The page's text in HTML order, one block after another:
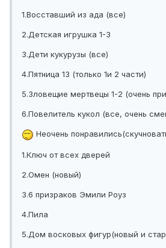
1.Восставший из ада (все)
2.Детская игрушка 1-3
3.Дети кукурузы (все)
4.Пятница 13 (только 1и 2 части)
5.Зловещие мертвецы 1-2 (очень
6.Повелитель кукол (все, очень
Неочень
1.Ключ от всех дверей
2.Омен (новый)
3.6 призраков Эмили Роуз
4.Пила
5.Дом восковых фигур(новый и